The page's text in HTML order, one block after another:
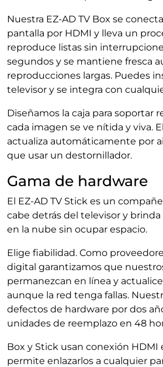
Nuestra EZ-AD TV Box se
pantalla por HDMI y lleva un
reproduce listas sin
segundos y se mantiene fresca
reproducciones largas. Puedes
televisor y se integra con
Diseñamos la caja para soportar
cada imagen se ve nítida y viva.
actualiza automáticamente por
que usar un destornillador.
Gama de hardware
El EZ-AD TV Stick es un
cabe detrás del televisor y
en la nube sin ocupar espacio.
Elige fiabilidad. Como
digital garantizamos que
permanezcan en línea y
aunque la red tenga fallas.
defectos de hardware por dos
unidades de reemplazo en 48
Box y Stick usan conexión HDMI
permite enlazarlos a cualquier